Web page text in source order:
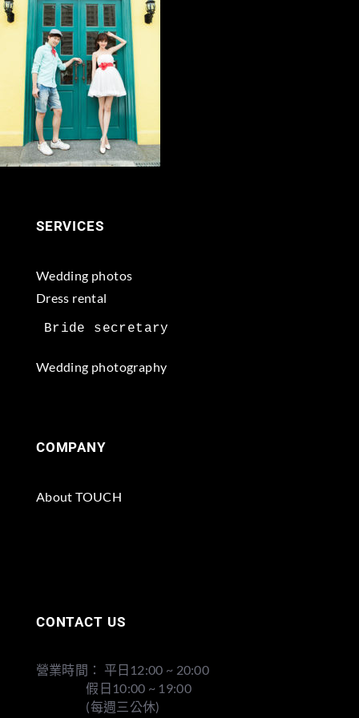
SERVICES
Wedding photos
Dress rental
Wedding photography
COMPANY
About TOUCH
CONTACT US
營業時間： 平日12:00 ~ 20:00
假日10:00 ~ 19:00
(每週三公休)